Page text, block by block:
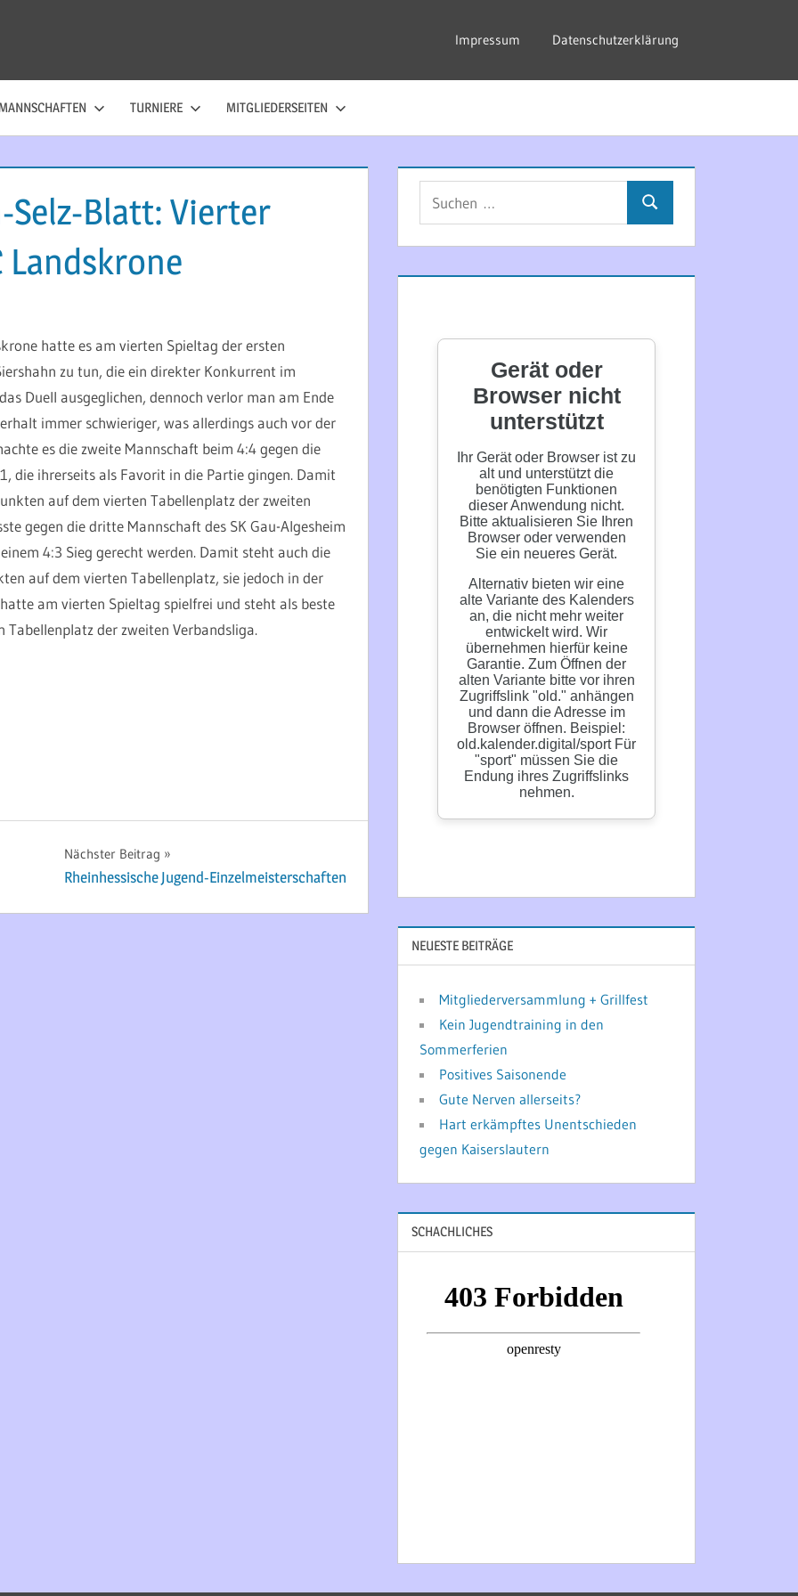
Impressum Datenschutzerklärung
MANNSCHAFTEN TURNIERE MITGLIEDERSEITEN
Selz-Blatt: Vierter
Landskrone
hatte es am vierten Spieltag der ersten
zu tun, die ein direkter Konkurrent im
Duell ausgeglichen, dennoch verlor man am Ende
immer schwieriger, was allerdings auch vor der
es die zweite Mannschaft beim 4:4 gegen die
die ihrerseits als Favorit in die Partie gingen. Damit
auf dem vierten Tabellenplatz der zweiten
gegen die dritte Mannschaft des SK Gau-Algesheim
4:3 Sieg gerecht werden. Damit steht auch die
auf dem vierten Tabellenplatz, sie jedoch in der
am vierten Spieltag spielfrei und steht als beste
der zweiten Verbandsliga.
Nächster Beitrag
Rheinhessische Jugend-Einzelmeisterschaften
Suchen
NEUESTE BEITRÄGE
Mitgliederversammlung + Grillfest
Kein Jugendtraining in den
Sommerferien
Positives Saisonende
Gute Nerven allerseits?
Hart erkämpftes Unentschieden
gegen Kaiserslautern
SCHACHLICHES